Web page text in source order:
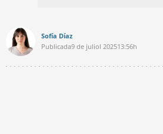
Sofía Díaz
Publicada9 de juliol 202513:56h